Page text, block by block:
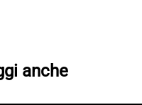
anche